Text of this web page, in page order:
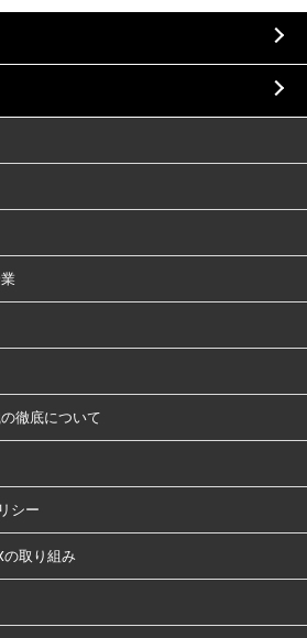
徹底について
シー
取り組み